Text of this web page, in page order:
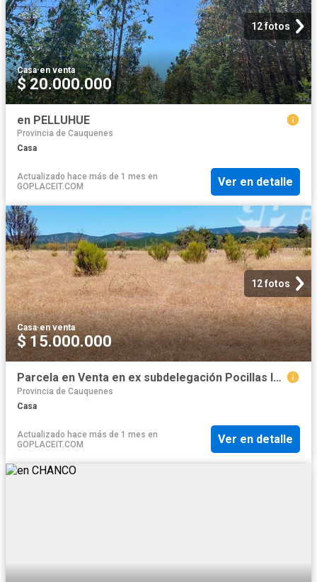
12 fotos
Casa·en venta
$ 20.000.000
en PELLUHUE
Provincia de Cauquenes
Casa
Actualizado hace más de 1 mes en
GOPLACEIT.COM
Ver en detalle
12 fotos
Casa·en venta
$ 15.000.000
Parcela en Venta en ex subdelegación Pocillas lote 7
Provincia de Cauquenes
Casa
Actualizado hace más de 1 mes en
GOPLACEIT.COM
Ver en detalle